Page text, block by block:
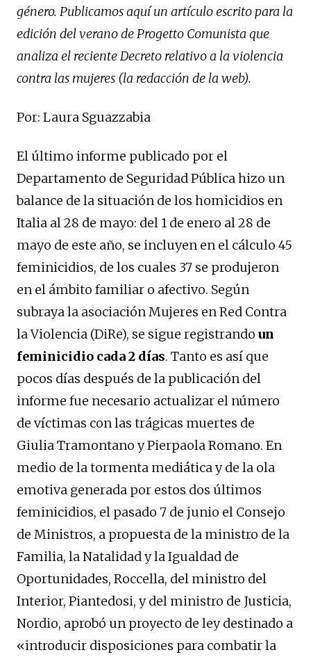
género. Publicamos aquí un artículo escrito para la
edición del verano deProgetto Comunista que
analiza el reciente Decreto relativo a la violencia
contra las mujeres (la redacción de la web).
Por: Laura Sguazzabia
El último informe publicado por el
Departamento de Seguridad Pública hizo un
balance de la situación de los homicidios en
Italia al 28 de mayo: del 1 de enero al 28 de
mayo de este año, se incluyen en el cálculo 45
feminicidios, de los cuales 37 se produjeron
en el ámbito familiar o afectivo. Según
subraya la asociación Mujeres en Red Contra
la Violencia (DiRe), se sigue registrando un
feminicidio cada 2 días. Tanto es así que
pocos días después de la publicación del
informe fue necesario actualizar el número
de víctimas con las trágicas muertes de
Giulia Tramontano y Pierpaola Romano. En
medio de la tormenta mediática y de la ola
emotiva generada por estos dos últimos
feminicidios, el pasado 7 de junio el Consejo
de Ministros, a propuesta de la ministro de la
Familia, la Natalidad y la Igualdad de
Oportunidades, Roccella, del ministro del
Interior, Piantedosi, y del ministro de Justicia,
Nordio, aprobó un proyecto de ley destinado a
«introducir disposiciones para combatir la